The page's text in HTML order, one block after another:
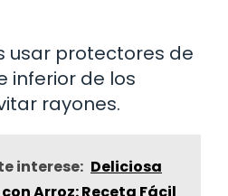
usar protectores de
inferior de los
rayones.
interese: Deliciosa
Arroz: Receta Fácil